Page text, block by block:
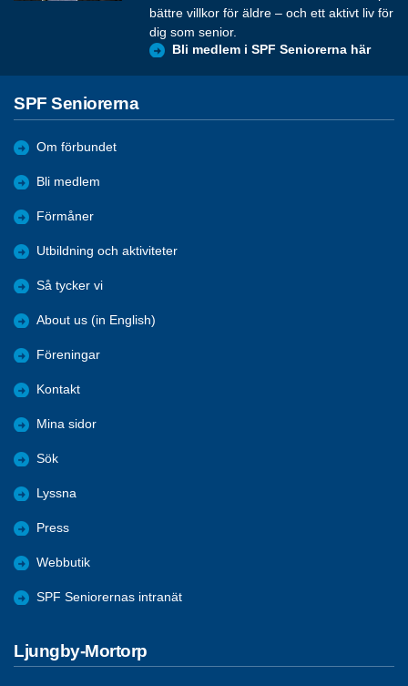
bättre villkor för äldre – och ett aktivt liv för
dig som senior.
Bli medlem i SPF Seniorerna här
SPF Seniorerna
Om förbundet
Bli medlem
Förmåner
Utbildning och aktiviteter
Så tycker vi
About us (in English)
Föreningar
Kontakt
Mina sidor
Sök
Lyssna
Press
Webbutik
SPF Seniorernas intranät
Ljungby-Mortorp